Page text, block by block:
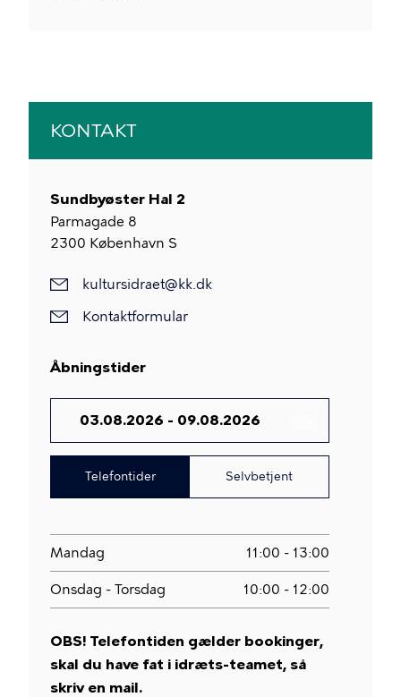
KONTAKT
Sundbyøster Hal 2
Parmagade 8
2300 København S
kultursidraet@kk.dk
Kontaktformular
Åbningstider
Telefontider Selvbetjent
Mandag 11:00 - 13:00
Onsdag - Torsdag 10:00 - 12:00
OBS! Telefontiden gælder bookinger,
skal du have fat i idræts-teamet, så
skriv en mail.